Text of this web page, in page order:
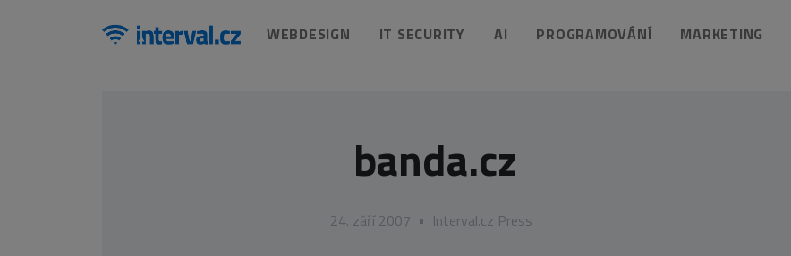
WEBDESIGN IT SECURITY AI PROGRAMOVÁNÍ MARKETING
banda.cz
24. září 2007 • Interval.cz Press